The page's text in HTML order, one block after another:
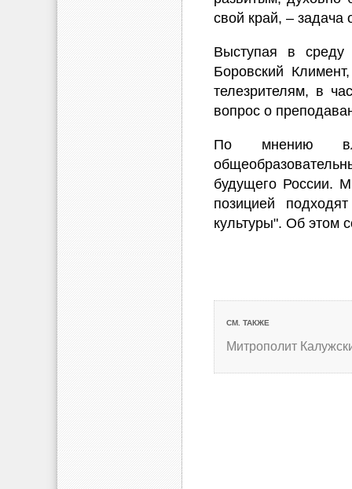
свой край, –
Выступая в
Боровский
телезрителям, в
вопрос о
По мнению
будущего России.
позицией
культуры". Об этом
СМ. ТАКЖЕ
Митрополит